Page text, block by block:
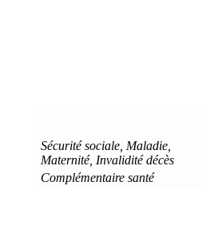
Sécurité sociale, Maladie,
Maternité, Invalidité décès
Complémentaire santé